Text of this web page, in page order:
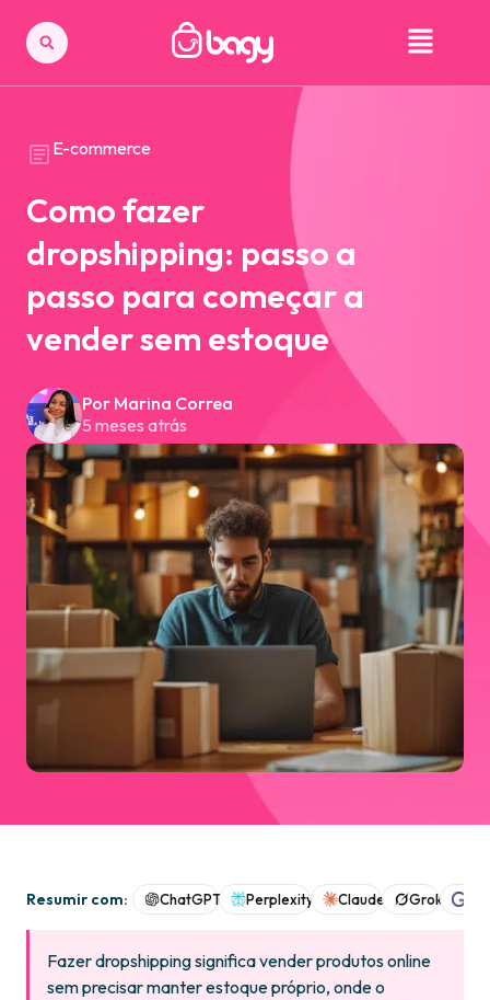
E-commerce
Como fazer
dropshipping: passo a
passo para começar a
vender sem estoque
Por Marina Correa
5 meses atrás
Resumir com: ChatGPT Perplexity Claude Grok
Fazer dropshipping significa vender produtos online
sem precisar manter estoque próprio, onde o